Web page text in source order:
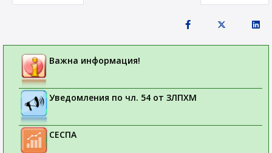
Важна информация!
Уведомления по чл. 54 от ЗЛПХМ
СЕСПА